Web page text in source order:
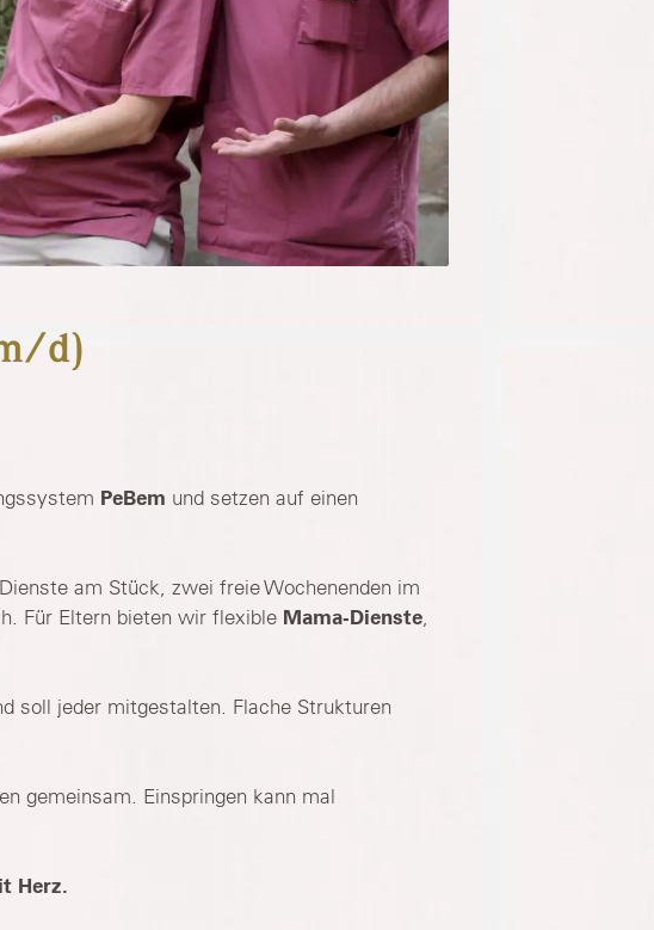
d)
PeBem und setzen auf einen
am Stück, zwei freie Wochenenden im
Für Eltern bieten wir flexible Mama-Dienste
soll jeder mitgestalten. Flache Strukturen
gemeinsam. Einspringen kann mal
Herz.